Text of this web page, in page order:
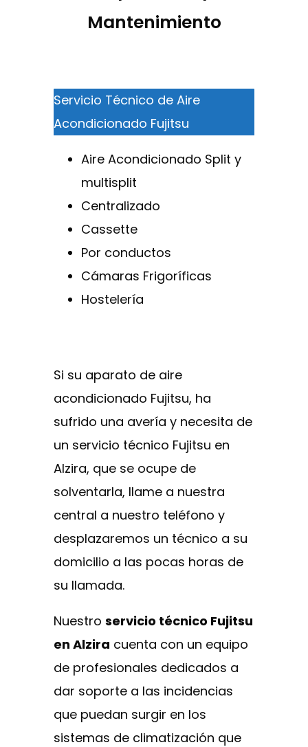
Mantenimiento
Servicio Técnico de Aire
Acondicionado Fujitsu
Aire Acondicionado Split y
multisplit
Centralizado
Cassette
Por conductos
Cámaras Frigoríficas
Hostelería
Si su aparato de aire
acondicionado Fujitsu, ha
sufrido una avería y necesita de
un servicio técnico Fujitsu en
Alzira, que se ocupe de
solventarla, llame a nuestra
central a nuestro teléfono y
desplazaremos un técnico a su
domicilio a las pocas horas de
su llamada.
Nuestro servicio técnico Fujitsu
en Alzira cuenta con un equipo
de profesionales dedicados a
dar soporte a las incidencias
que puedan surgir en los
sistemas de climatización que